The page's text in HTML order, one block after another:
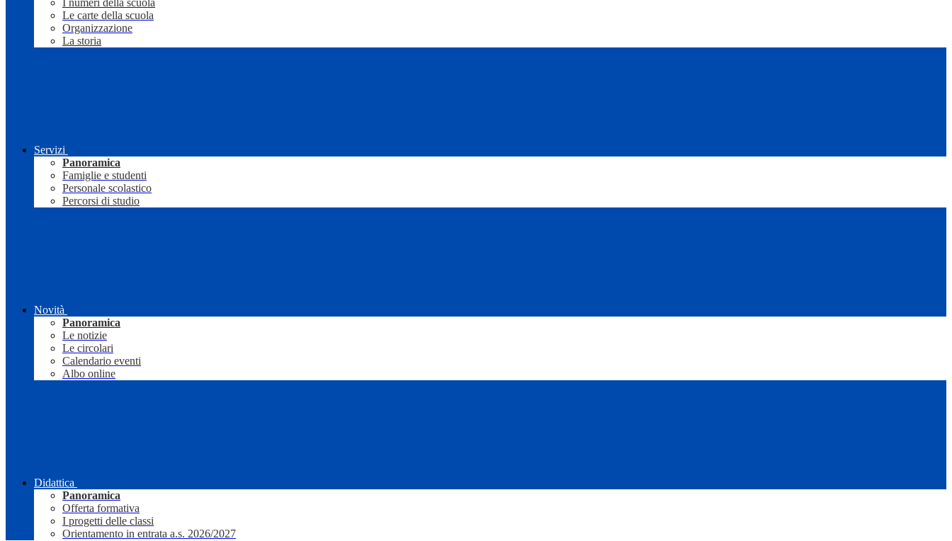
I numeri della scuola
Le carte della scuola
Organizzazione
La storia
Servizi
Panoramica
Famiglie e studenti
Personale scolastico
Percorsi di studio
Novità
Panoramica
Le notizie
Le circolari
Calendario eventi
Albo online
Didattica
Panoramica
Offerta formativa
I progetti delle classi
Orientamento in entrata a.s. 2026/2027